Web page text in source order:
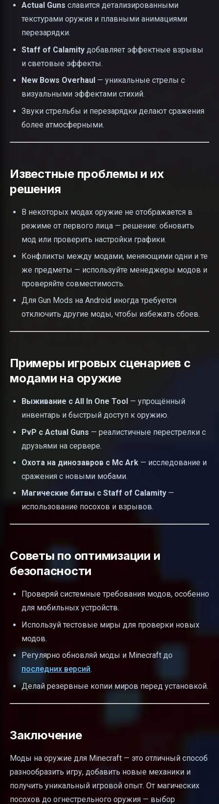
Actual Guns славится детализированными
текстурами оружия и плавными анимациями
перезарядки.
Staff of Calamity добавляет эффектные взрывы
и световые эффекты.
New Bows Overhaul — уникальные стрелы с
визуальными эффектами стихий.
Звуки стрельбы и перезарядки делают сражения
более атмосферными.
Известные проблемы и их
решения
В некоторых модах оружие не отображается в
режиме от первого лица — решение: обновить
мод или проверить настройки графики.
Конфликты между модами, меняющими одни и те
же предметы — используйте менеджеры модов и
проверяйте совместимость.
Для Gun Mods на Android иногда требуется
отключить другие моды, чтобы избежать сбоев.
Примеры игровых сценариев с
модами на оружие
Выживание с All In One Tool — упрощённый
инвентарь и быстрый доступ к оружию.
PvP с Actual Guns — реалистичные перестрелки с
друзьями на сервере.
Охота на динозавров с Mc Ark — исследование и
сражения с новыми мобами.
Магические битвы с Staff of Calamity —
использование посохов и взрывов.
Советы по оптимизации и
безопасности
Проверяй системные требования модов, особенно
для мобильных устройств.
Используй тестовые миры для проверки новых
модов.
Регулярно обновляй моды и Minecraft до
последних версий.
Делай резервные копии миров перед установкой.
Заключение
Моды на оружие для Minecraft — это отличный способ
разнообразить игру, добавить новые механики и
получить уникальный игровой опыт. От магических
посохов до огнестрельного оружия — выбор